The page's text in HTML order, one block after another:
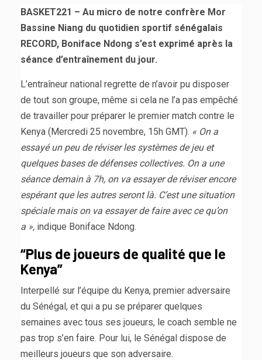
BASKET221 – Au micro de notre confrère Mor
Bassine Niang du quotidien sportif sénégalais
RECORD, Boniface Ndong s’est exprimé après la
séance d’entraînement du jour.
L’entraîneur national regrette de n’avoir pu disposer
de tout son groupe, même si cela ne l’a pas empêché
de travailler pour préparer le premier match contre le
Kenya (Mercredi 25 novembre, 15h GMT). « On a
essayé un peu de réviser les systèmes de jeu et
quelques bases de défenses collectives. On a une
séance demain à 7h, on va essayer de réviser encore
espérant que les autres seront là. C’est une situation
spéciale mais on va essayer de faire avec ce qu’on
a », indique Boniface Ndong.
“Plus de joueurs de qualité que le
Kenya”
Interpellé sur l’équipe du Kenya, premier adversaire
du Sénégal, et qui a pu se préparer quelques
semaines avec tous ses joueurs, le coach semble ne
pas trop s’en faire. Pour lui, le Sénégal dispose de
meilleurs joueurs que son adversaire.